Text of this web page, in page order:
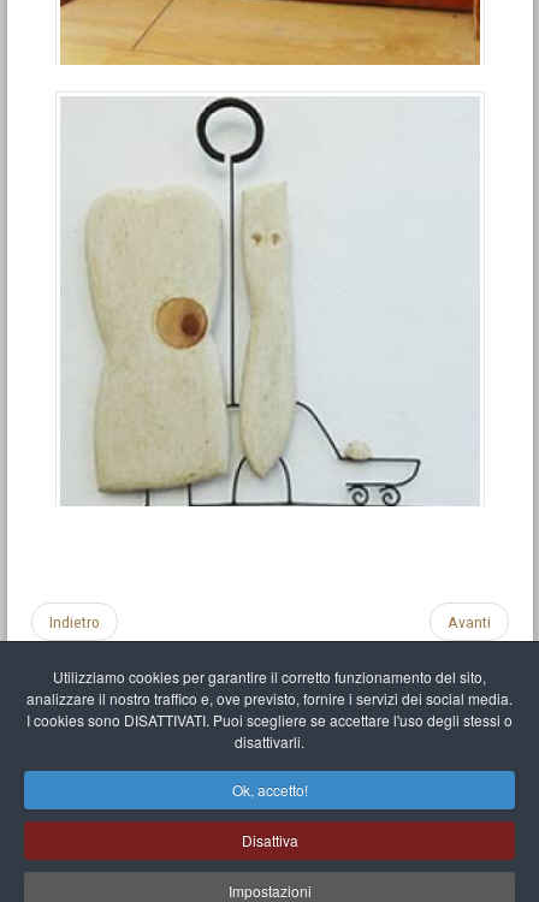
Utilizziamo cookies per garantire il corretto funzionamento del sito,
analizzare il nostro traffico e, ove previsto, fornire i servizi dei social media.
I cookies sono DISATTIVATI. Puoi scegliere se accettare l'uso degli stessi o
disattivarli.
Ok, accetto!
Disattiva
Impostazioni
Indietro Avanti
Mappa del sito
Mr Balthasar Brennenstuhl
Artista scultore e pittore
Quai Séverine Résidence Navy Club / 17 83430 Saint-Mandrier-sur-Mer,Provence-
Alpes-Côte d'Azur-France